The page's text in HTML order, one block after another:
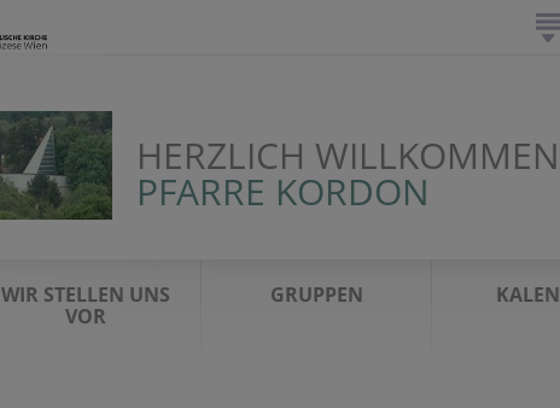
HERZLICH
PFARRE KORDON
WIR STELLEN UNS
VOR
GRUPPEN